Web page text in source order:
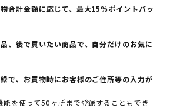
合計金額に応じて、最大15％ポイントバッ
、後で買いたい商品で、自分だけのお気に
で、お買物時にお客様のご住所等の入力が
を使って50ヶ所まで登録することもでき